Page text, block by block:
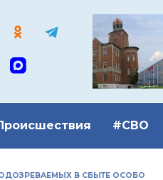
#СВО
В СБЫТЕ ОСОБО